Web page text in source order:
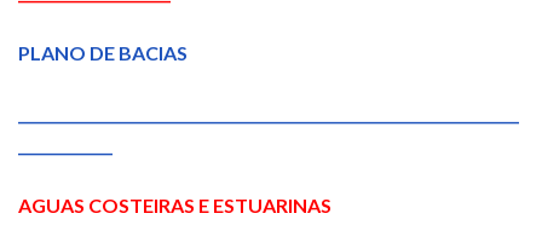
PLANO DE BACIAS
AGUAS COSTEIRAS E ESTUARINAS